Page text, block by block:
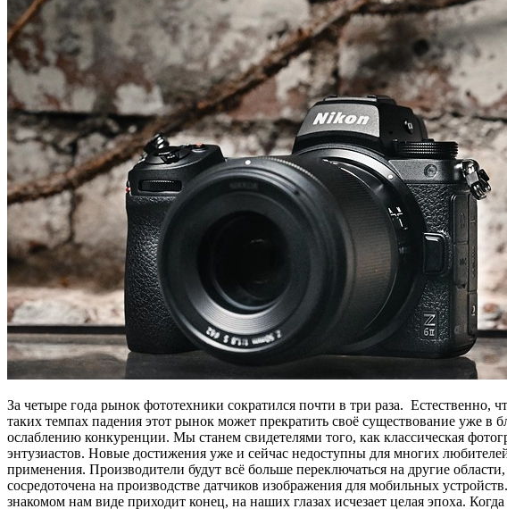
За четыре года рынок фототехники сократился почти в три раза.
таких темпах падения этот рынок может прекратить своё существование уже
ослаблению конкуренции. Мы станем свидетелями того, как классическая
энтузиастов. Новые достижения уже и сейчас недоступны для многих
применения. Производители будут всё больше переключаться на другие
сосредоточена на производстве датчиков изображения для мобильных
знакомом нам виде приходит конец, на наших глазах исчезает целая эпоха.